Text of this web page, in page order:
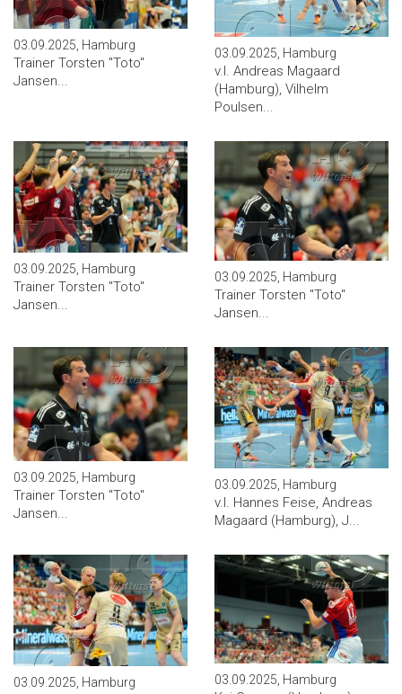
03.09.2025, Hamburg
Trainer Torsten ''Toto''
Jansen...
03.09.2025, Hamburg
v.l. Andreas Magaard
(Hamburg), Vilhelm
Poulsen...
03.09.2025, Hamburg
Trainer Torsten ''Toto''
Jansen...
03.09.2025, Hamburg
Trainer Torsten ''Toto''
Jansen...
03.09.2025, Hamburg
Trainer Torsten ''Toto''
Jansen...
03.09.2025, Hamburg
v.l. Hannes Feise, Andreas
Magaard (Hamburg), J...
03.09.2025, Hamburg 03.09.2025, Hamburg